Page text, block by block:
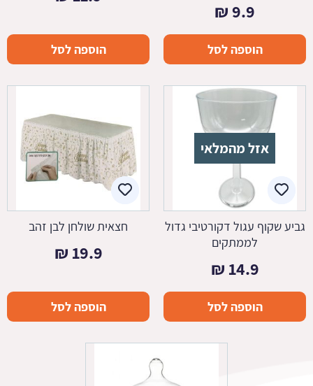
9.9
₪
הוספה לסל הוספה לסל
אזל מהמלאי
גביע שקוף עגול דקורטיבי גדול
לממתקים
14.9
₪
הוספה לסל
חצאית שולחן לבן זהב
19.9
₪
הוספה לסל